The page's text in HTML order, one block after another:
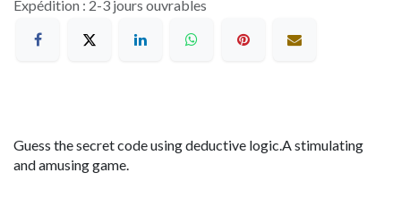
Expédition : 2-3 jours ouvrables
Guess the secret code using deductive logic.A stimulating
and amusing game.